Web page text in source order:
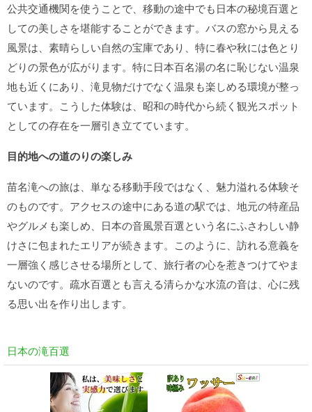
公共交通機関を使うことで、移動の途中でも日本の秘境百選と
しての美しさを堪能することができます。バスの窓から見える
風景は、素晴らしい自然の宝庫であり、特に春や秋には色とり
どりの景色が広がります。特に日本百名湯の名に恥じない温泉
地も近くにあり、滝見物だけでなく温泉も楽しめる環境が整っ
ています。こうした体験は、昭和の時代から続く観光スポット
としての存在を一層引き立てています。
目的地への道のりの楽しみ
苗名滝への旅は、単なる移動手段ではなく、魅力溢れる体験そ
のものです。アクセスの途中にある道の駅では、地元の特産品
やグルメも楽しめ、日本の音風景百選という名にふさわしい静
けさに包まれたエリアが続きます。このように、訪れる意義を
一層強く感じさせる場所として、旅行者の心を惹きつけてやま
ないのです。疏水百選とも言える清らかな水流の音は、心に残
る思い出を作り出します。
日本の滝百選